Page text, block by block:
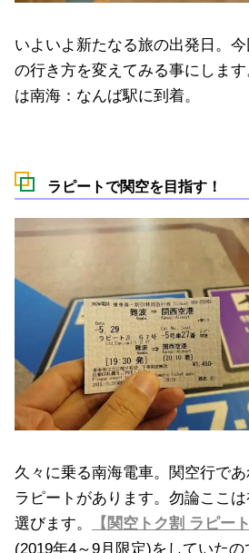
いよいよ新たなる旅の出発日。
の行き方を変えてみる事にしま
は南海：なんば駅に到着。
ラピートで関空を目指す！
久々に乗る南海電車。関空行で
ラピートがあります。勿論ここ
選びます。
【関空トク割 ラピー
(2019年4～9月限定)をしていた